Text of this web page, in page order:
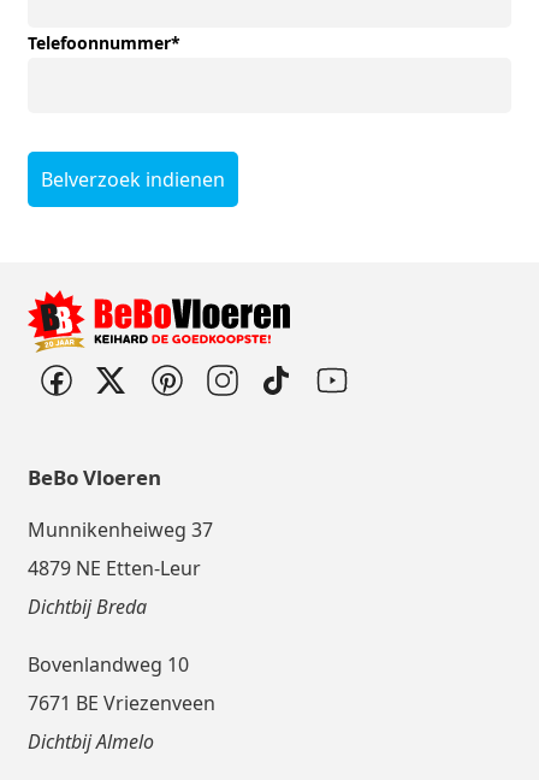
Telefoonnummer*
Belverzoek indienen
BeBo Vloeren
Munnikenheiweg 37
4879 NE Etten-Leur
Dichtbij Breda
Bovenlandweg 10
7671 BE Vriezenveen
Dichtbij Almelo